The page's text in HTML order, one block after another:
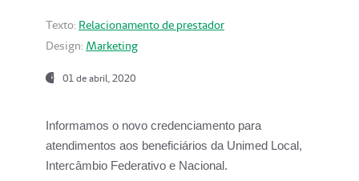
Texto: Relacionamento de prestador
Design: Marketing
01 de abril, 2020
Informamos o novo credenciamento para
atendimentos aos beneficiários da Unimed Local,
Intercâmbio Federativo e Nacional.